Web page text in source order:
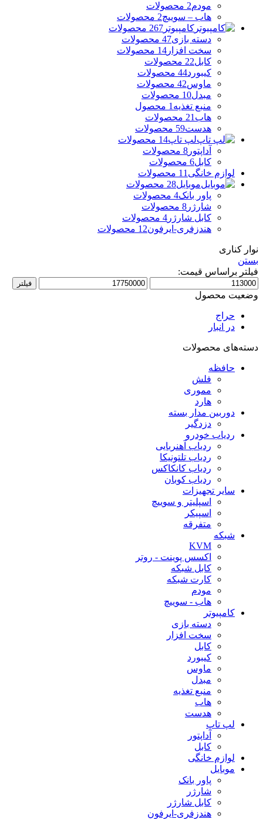
مودم2 محصولات
هاب – سوییچ2 محصولات
کامپیوتر 267 محصولات
دسته بازی47 محصولات
سخت افزار 14 محصولات
کابل22 محصولات
کیبورد44 محصولات
ماوس42 محصولات
مبدل10 محصولات
منبع تغذیه 1 محصول
هاب 21 محصولات
هدست59 محصولات
لپ تاپ14 محصولات
آداپتور 8 محصولات
کابل6 محصولات
لوازم خانگی 11 محصولات
موبایل28 محصولات
پاور بانک4 محصولات
شارژر 8 محصولات
کابل شارژر 4 محصولات
هندزفری-ایرفون12 محصولات
نوار کناری
بستن
فیلتر براساس قیمت:
حداقل
قیمت
حداکثر
فیلتر
وضعیت محصول
حراج
در انبار
دسته‌های محصولات
حافظه
فلش
مموری
هارد
دوربین مدار بسته
دزدگیر
ردیاب خودرو
ردیاب آهنربایی
ردیاب تلتونیکا
ردیاب کانکاکس
ردیاب کوبان
سایر تجهیزات
اسپلیتر و سوییچ
اسپیکر
متفرقه
شبکه
KVM
اکسس پوینت - روتر
کابل شبکه
کارت شبکه
مودم
هاب - سوییچ
کامپیوتر
دسته بازی
سخت افزار
کابل
کیبورد
ماوس
مبدل
منبع تغذیه
هاب
هدست
لپ تاپ
آداپتور
کابل
لوازم خانگی
موبایل
پاور بانک
شارژر
کابل شارژر
هندزفری-ایرفون